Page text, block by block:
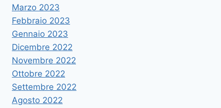
Marzo 2023
Febbraio 2023
Gennaio 2023
Dicembre 2022
Novembre 2022
Ottobre 2022
Settembre 2022
Agosto 2022